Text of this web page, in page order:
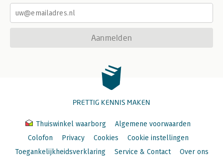
Aanmelden
PRETTIG KENNIS MAKEN
Thuiswinkel waarborg
Algemene voorwaarden
Colofon
Privacy Cookies
Cookie instellingen
Toegankelijkheidsverklaring
Service & Contact Over ons